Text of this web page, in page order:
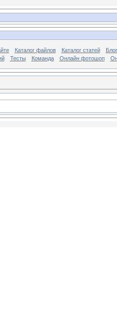
Каталог файлов Каталог статей
Блог
Тесты Команда Онлайн фотошоп